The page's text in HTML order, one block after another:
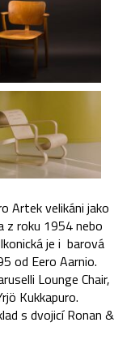
Artek velikáni jako
z roku 1954 nebo
je i barová
od Eero Aarnio.
Lounge Chair,
Kukkapuro.
s dvojicí Ronan &